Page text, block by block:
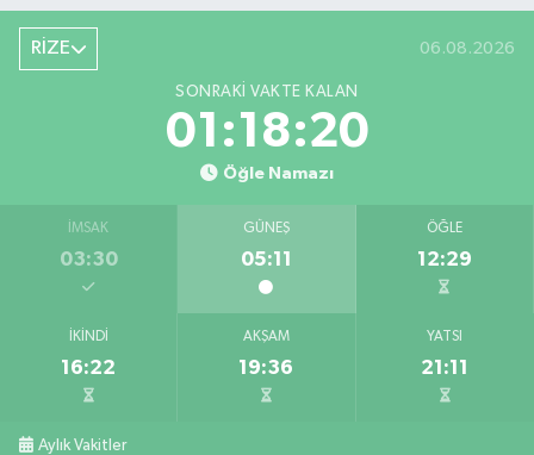
RİZE 06.08.2026
SONRAKI VAKTE KALAN
01:18:19
Öğle Namazı
İMSAK
03:30
GÜNEŞ
05:11
ÖĞLE
12:29
İKINDI
16:22
AKŞAM
19:36
YATSI
21:11
Aylık Vakitler